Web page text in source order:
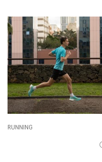
SPORT PARALIMPICI